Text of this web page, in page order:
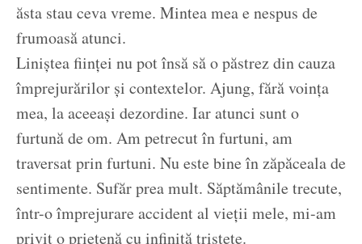
ăsta stau ceva vreme. Mintea mea e nespus de
frumoasă atunci.
Liniștea ființei nu pot însă să o păstrez din cauza
împrejurărilor și contextelor. Ajung, fără voința
mea, la aceeași dezordine. Iar atunci sunt o
furtună de om. Am petrecut în furtuni, am
traversat prin furtuni. Nu este bine în zăpăceala de
sentimente. Sufăr prea mult. Săptămânile trecute,
într-o împrejurare accident al vieții mele, mi-am
privit o prietenă cu infinită tristețe.